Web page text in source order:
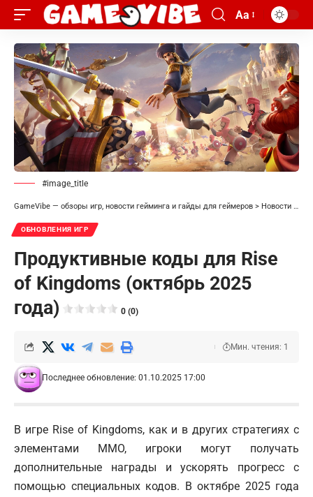
Aa
#image_title
GameVibe — обзоры игр, новости гейминга и гайды для геймеров > Новости
ОБНОВЛЕНИЯ ИГР
Продуктивные коды для Rise
of Kingdoms (октябрь 2025
года)
0 (0)
Последнее обновление: 01.10.2025 17:00
Мин. чтения: 1
В игре Rise of Kingdoms, как и в других стратегиях с
элементами MMO, игроки могут получать
дополнительные награды и ускорять прогресс с
помощью специальных кодов. В октябре 2025 года